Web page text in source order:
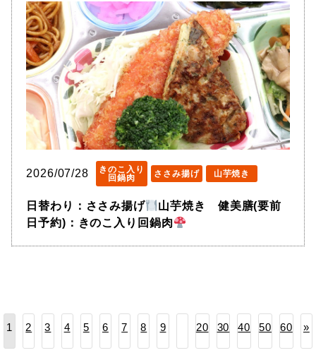
2026/07/28
きのこ入り
回鍋肉
ささみ揚げ 山芋焼き
日替わり：ささみ揚げ
山芋焼き 健美膳(要前
日予約)：きのこ入り回鍋肉
1 2 3 4 5 6 7 8 9 20 30 40 50 60 »